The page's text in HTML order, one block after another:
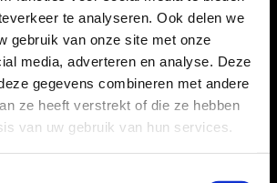
te analyseren. Ook delen we
gebruik van onze site met onze
media, adverteren en analyse. Deze
gegevens combineren met andere
ze heeft verstrekt of die ze hebben
van uw gebruik van hun services.